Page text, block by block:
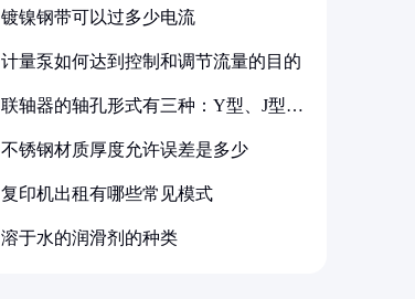
镀镍钢带可以过多少电流
计量泵如何达到控制和调节流量的目的
联轴器的轴孔形式有三种：Y型、J型、
不锈钢材质厚度允许误差是多少
复印机出租有哪些常见模式
溶于水的润滑剂的种类